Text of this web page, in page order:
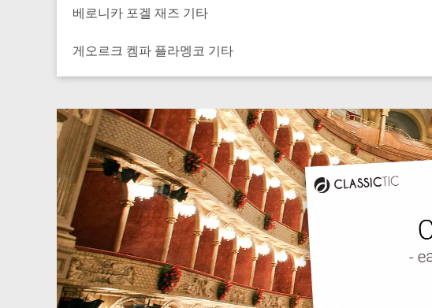
베로니카 포겔 재즈 기타
게오르크 켐파 플라멩코 기타